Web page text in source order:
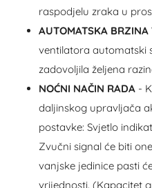
raspodjelu zraka u
AUTOMATSKA BRZINA
ventilatora automatski
zadovoljila željena
NOĆNI NAČIN RADA -
daljinskog upravljača
postavke: Svjetlo
Zvučni signal će biti
vanjske jedinice pasti
vrijednosti. (Kapacitet